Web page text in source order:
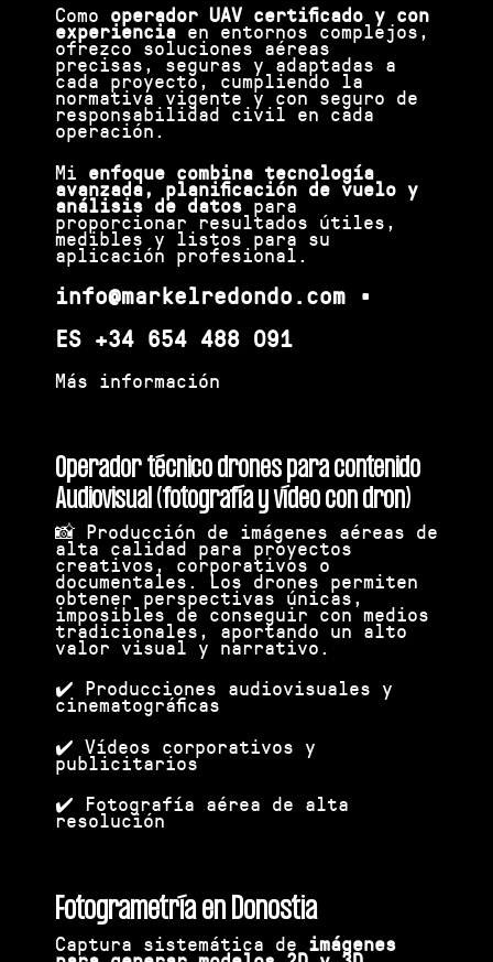
Como operador UAV certificado y con
experienciaen entornos complejos,
ofrezco soluciones aéreas
precisas, seguras y adaptadas a
cada proyecto, cumpliendo la
normativa vigente y con seguro de
responsabilidad civil en cada
operación.
Mi enfoque combina tecnología
avanzada, planificación de vuelo y
análisis de datospara
proporcionar resultados útiles,
medibles y listos para su
aplicación profesional.
info@markelredondo.com •
ES +34 654 488 091
Más información
Operador técnico drones para contenido
Audiovisual (fotografía y vídeo con dron)
📸 Producción de imágenes aéreas de
alta calidad para proyectos
creativos, corporativos o
documentales. Los drones permiten
obtener perspectivas únicas,
imposibles de conseguir con medios
tradicionales, aportando un alto
valor visual y narrativo.
✔️ Producciones audiovisuales y
cinematográficas
✔️ Vídeos corporativos y
publicitarios
✔️ Fotografía aérea de alta
resolución
Fotogrametría en Donostia
Captura sistemática de imágenes